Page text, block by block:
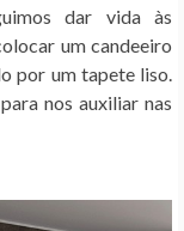
dar vida às
um candeeiro
por um tapete liso.
nos auxiliar nas